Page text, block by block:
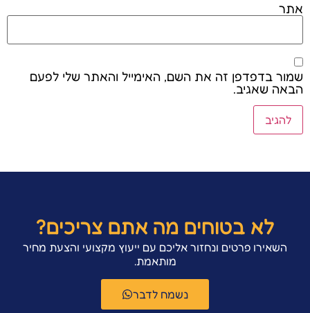
אתר
שמור בדפדפן זה את השם, האימייל והאתר שלי לפעם
הבאה שאגיב.
לא בטוחים מה אתם צריכים?
השאירו פרטים ונחזור אליכם עם ייעוץ מקצועי והצעת מחיר
מותאמת.
נשמח לדבר